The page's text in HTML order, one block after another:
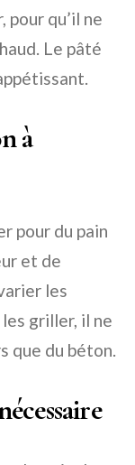
qu’il ne
Le pâté
à
pour du pain
et de
les
griller, il ne
que du béton.